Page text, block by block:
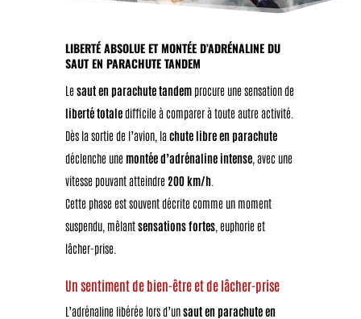
LIBERTÉ ABSOLUE ET MONTÉE D’ADRÉNALINE DU
SAUT EN PARACHUTE TANDEM
Le saut en parachute tandemprocure une sensation de
liberté totaledifficile à comparer à toute autre activité.
Dès la sortie de l’avion, lachute libre en parachute
déclenche une montée d’adrénaline intense, avec une
vitesse pouvant atteindre 200 km/h.
Cette phase est souvent décrite comme un moment
suspendu, mêlantsensations fortes, euphorie et
lâcher-prise.
Un sentiment de bien-être et de lâcher-prise
L’adrénaline libérée lors d’unsaut en parachute en